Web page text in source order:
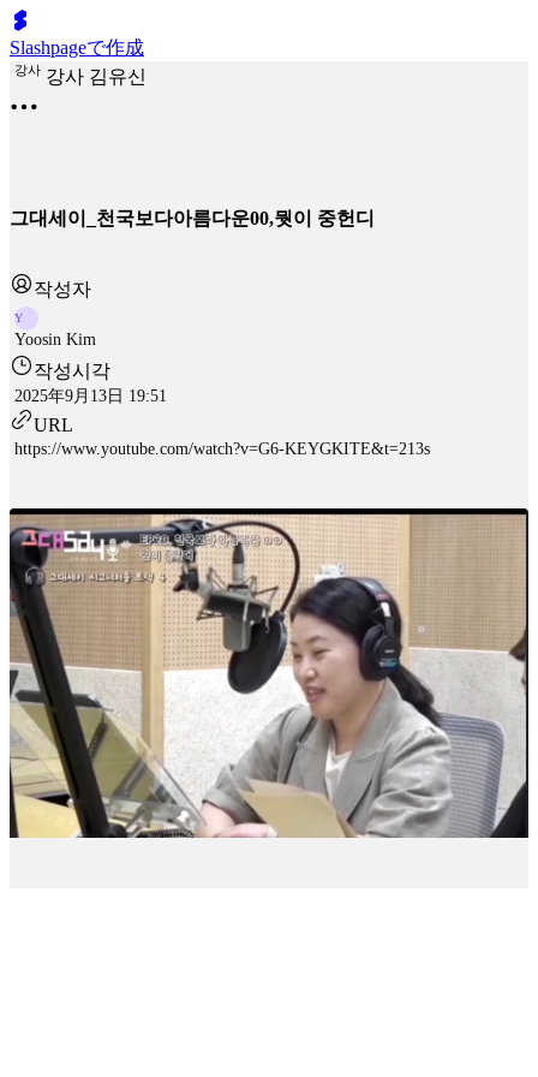
Slashpageで作成
강사 강사 김유신
그대세이_천국보다아름다운00,뭣이 중헌디
작성자
Y
Yoosin Kim
작성시각
2025年9月13日 19:51
URL
https://www.youtube.com/watch?v=G6-KEYGKITE&t=213s